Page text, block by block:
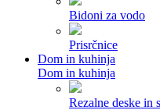
Bidoni za vodo
Prisrčnice
Dom in kuhinja
Dom in kuhinja
Rezalne deske in